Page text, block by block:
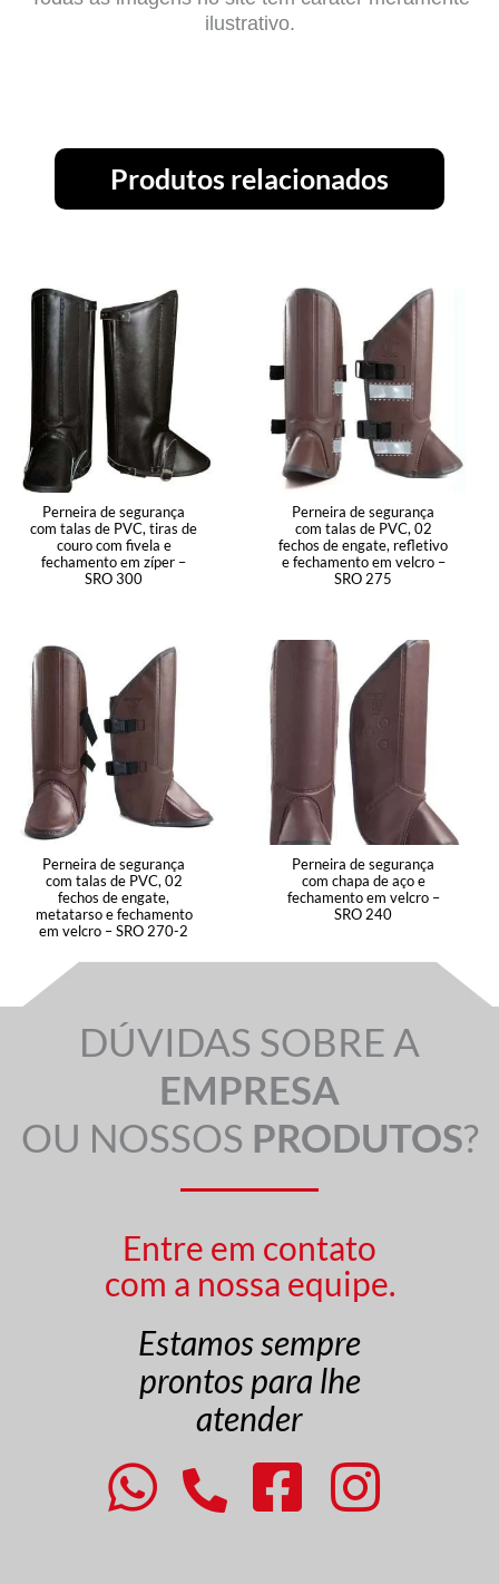
ilustrativo.
Produtos relacionados
Perneira de segurança
com talas de PVC, tiras de
couro com fivela e
fechamento em zíper –
SRO 300
Perneira de segurança
com talas de PVC, 02
fechos de engate, refletivo
e fechamento em velcro –
SRO 275
Perneira de segurança
com talas de PVC, 02
fechos de engate,
metatarso e fechamento
em velcro – SRO 270-2
Perneira de segurança
com chapa de aço e
fechamento em velcro –
SRO 240
DÚVIDAS SOBRE A
EMPRESA
OU NOSSOS PRODUTOS?
Entre em contato
com a nossa equipe.
Estamos sempre
prontos para lhe
atender